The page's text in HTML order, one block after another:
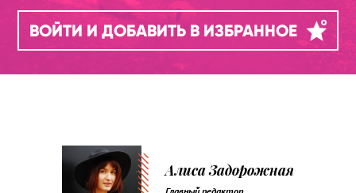
ВОЙТИ И ДОБАВИТЬ В ИЗБРАННОЕ
Алиса Задорожная